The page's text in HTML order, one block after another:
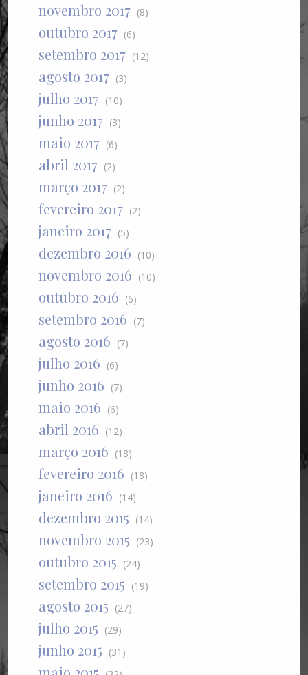
novembro 2017 (8)
outubro 2017 (6)
setembro 2017 (12)
agosto 2017 (3)
julho 2017 (10)
junho 2017 (3)
maio 2017 (6)
abril 2017 (2)
março 2017 (2)
fevereiro 2017 (2)
janeiro 2017 (5)
dezembro 2016 (10)
novembro 2016 (10)
outubro 2016 (6)
setembro 2016 (7)
agosto 2016 (7)
julho 2016 (6)
junho 2016 (7)
maio 2016 (6)
abril 2016 (12)
março 2016 (18)
fevereiro 2016 (18)
janeiro 2016 (14)
dezembro 2015 (14)
novembro 2015 (23)
outubro 2015 (24)
setembro 2015 (19)
agosto 2015 (27)
julho 2015 (29)
junho 2015 (31)